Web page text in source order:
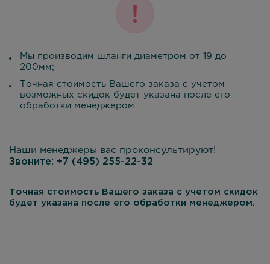
Мы производим шланги диаметром от 19 до
200мм;
Точная стоимость Вашего заказа с учетом
возможных скидок будет указана после его
обработки менеджером.
Наши менеджеры вас проконсультируют!
Звоните: +7 (495) 255-22-32
Точная стоимость Вашего заказа с учетом скидок
будет указана после его обработки менеджером.